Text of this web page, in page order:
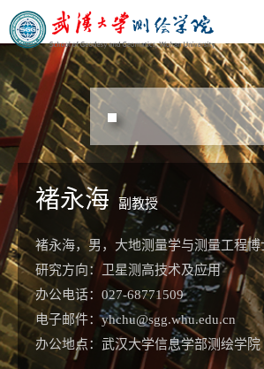
褚永海 副教授
褚永海，男，大地测量学与测量工程博
研究方向：卫星测高技术及应用
办公电话：027-68771509
电子邮件：yhchu@sgg.whu.edu.cn
办公地点：武汉大学信息学部测绘学院